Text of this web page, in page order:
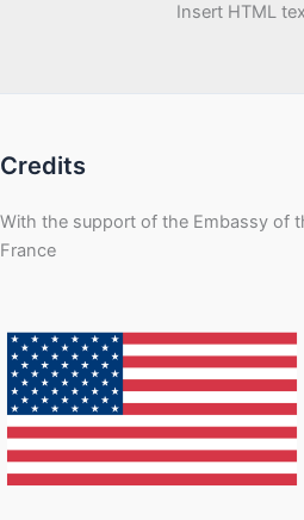
Insert HTML
Credits
With the support of the Embassy of
France